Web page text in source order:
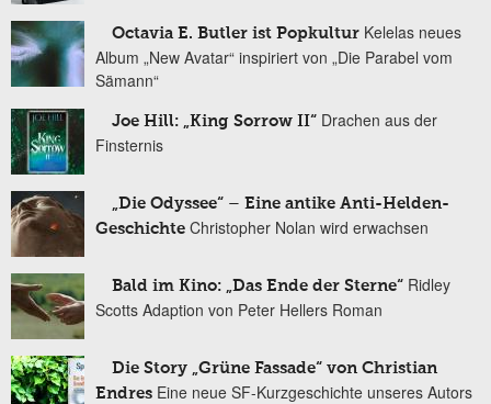
Octavia E. Butler ist Popkultur Kelelas neues
Album „New Avatar“ inspiriert von „Die Parabel vom
Sämann“
Joe Hill: „King Sorrow II“ Drachen aus der
Finsternis
„Die Odyssee“ – Eine antike Anti-Helden-
Geschichte Christopher Nolan wird erwachsen
Bald im Kino: „Das Ende der Sterne“ Ridley
Scotts Adaption von Peter Hellers Roman
Die Story „Grüne Fassade“ von Christian
Endres Eine neue SF-Kurzgeschichte unseres Autors